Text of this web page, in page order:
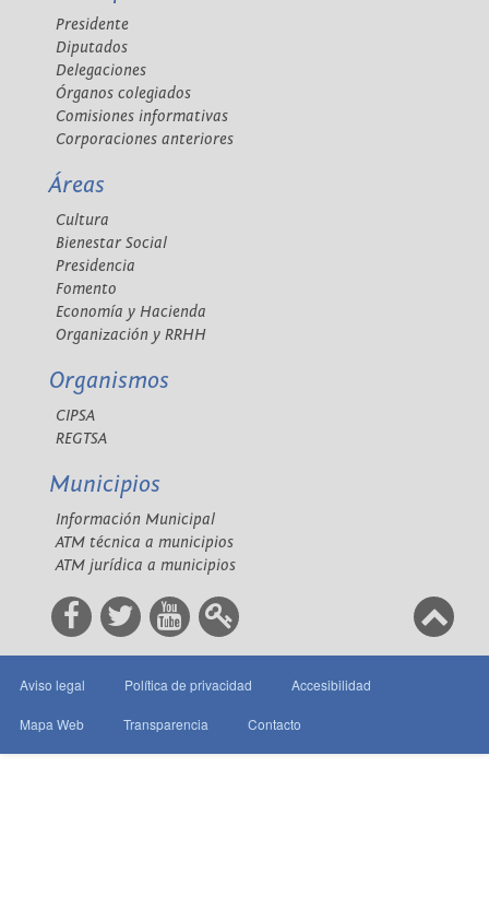
Presidente
Diputados
Delegaciones
Órganos colegiados
Comisiones informativas
Corporaciones anteriores
Áreas
Cultura
Bienestar Social
Presidencia
Fomento
Economía y Hacienda
Organización y RRHH
Organismos
CIPSA
REGTSA
Municipios
Información Municipal
ATM técnica a municipios
ATM jurídica a municipios
Aviso legal Política de privacidad Accesibilidad
Mapa Web Transparencia Contacto